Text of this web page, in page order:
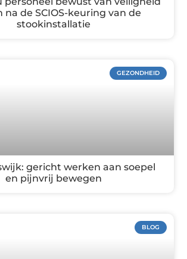
na de SCIOS-keuring van de
stookinstallatie
GEZONDHEID
gericht werken aan soepel
en pijnvrij bewegen
BLOG